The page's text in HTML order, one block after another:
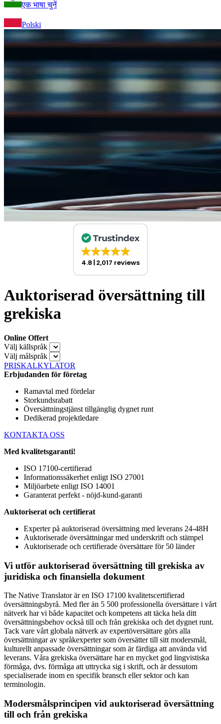
एक भाषा चुनें
Polski
4.8 2,017 reviews
Auktoriserad översättning till
grekiska
Online Offert
Välj källspråk
Välj målspråk
PRISKALKYLATOR
Erbjudanden för företag
Ramavtal med fördelar
Storkundsrabatt
Översättningstjänst tillgänglig dygnet runt
Dedikerad projektledare
KONTAKTA OSS
Med kvalitetsgaranti!
ISO 17100-certifierad
Informationssäkerhet enligt ISO 27001
Miljöarbete enligt ISO 14001
Garanterat perfekt - nöjd-kund-garanti
Auktoriserat och certifierat
Experter på auktoriserad översättning med leverans 24-48H
Auktoriserade översättningar med underskrift och stämpel
Auktoriserade och certifierade översättare för 50 länder
Vi utför auktoriserad översättning till grekiska av
juridiska och finansiella dokument
The Native Translator är en ISO 17100 kvalitetscertifierad
översättningsbyrå. Med fler än 5 500 professionella översättare i vårt
nätverk har vi både kapacitet och kompetens att täcka hela ditt
översättningsbehov också till och från grekiska och det dygnet runt.
Tack vare vårt globala nätverk av expertöversättare görs alla
översättningar av språkexperter som översätter till sitt modersmål,
kulturellt anpassade översättningar som är färdiga att använda vid
leverans. Våra grekiska översättare har en mycket god lingvistiska
förmåga, dvs. förmåga att uttrycka sig i skrift, och är dessutom
specialiserade inom en specifik bransch eller sektor och kan
terminologin.
Modersmålsprincipen vid auktoriserad översättning
till och från grekiska